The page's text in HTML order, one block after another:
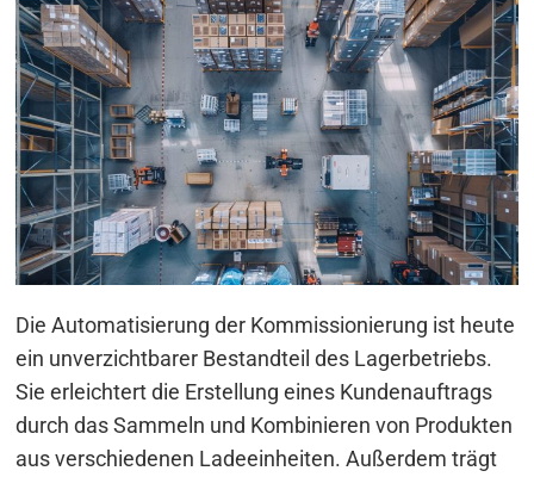
Die Automatisierung der Kommissionierung ist heute
ein unverzichtbarer Bestandteil des Lagerbetriebs.
Sie erleichtert die Erstellung eines Kundenauftrags
durch das Sammeln und Kombinieren von Produkten
aus verschiedenen Ladeeinheiten. Außerdem trägt